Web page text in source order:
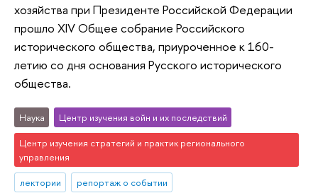
хозяйства при Президенте Российской Федерации
прошло XIV Общее собрание Российского
исторического общества, приуроченное к 160-
летию со дня основания Русского исторического
общества.
Наука
Центр изучения войн и их последствий
Центр изучения стратегий и практик регионального
управления
лектории
репортаж о событии